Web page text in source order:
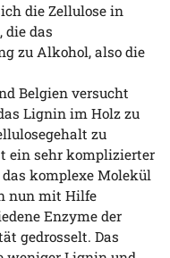
die Zellulose in
die das
zu Alkohol, also die
Belgien versucht
Lignin im Holz zu
zu
ein sehr komplizierter
komplexe Molekül
nun mit Hilfe
Enzyme der
gedrosselt. Das